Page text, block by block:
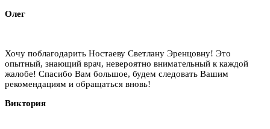
Олег
Хочу поблагодарить Ностаеву Светлану Эренцовну! Это
опытный, знающий врач, невероятно внимательный к каждой
жалобе! Спасибо Вам большое, будем следовать Вашим
рекомендациям и обращаться вновь!
Виктория